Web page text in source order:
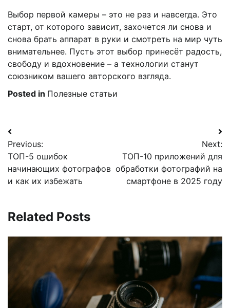
Выбор первой камеры – это не раз и навсегда. Это
старт, от которого зависит, захочется ли снова и
снова брать аппарат в руки и смотреть на мир чуть
внимательнее. Пусть этот выбор принесёт радость,
свободу и вдохновение – а технологии станут
союзником вашего авторского взгляда.
Posted in Полезные статьи
Навигация
по
записям
Previous:
ТОП-5 ошибок
начинающих фотографов
и как их избежать
Next:
ТОП-10 приложений для
обработки фотографий на
смартфоне в 2025 году
Related Posts